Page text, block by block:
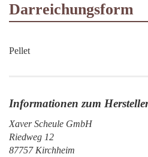
Darreichungsform
Pellet
Xaver Scheule GmbH
Riedweg 12
87757 Kirchheim